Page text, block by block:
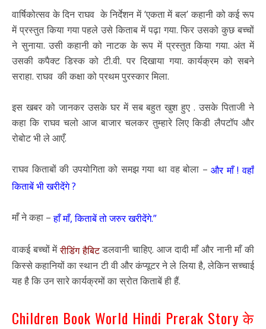
वार्षिकोत्सव के दिन राघव के निर्देशन में ‘एकता में बल’ कहानी को कई रूप
में प्रस्तुत किया गया पहले उसे किताब में पढ़ा गया. फिर उसको कुछ बच्चों
ने सुनाया. उसी कहानी को नाटक के रूप में प्रस्तुत किया गया. अंत में
उसकी कपैक्ट डिस्क को टी.वी. पर दिखाया गया. कार्यक्रम को सबने
सराहा. राघव की कक्षा को प्रथम पुरस्कार मिला.
इस खबर को जानकर उसके घर में सब बहुत खुश हुए . उसके पिताजी ने
कहा कि राघव चलो आज बाजार चलकर तुम्हारे लिए किडी लैपटॉप और
रोबोट भी ले आएँ.
राघव किताबों की उपयोगिता को समझ गया था वह बोला –और माँ ! वहाँ
किताबें भी खरीदेंगे ?
माँ ने कहा –हाँ माँ, किताबें तो जरुर खरीदेंगे.”
वाकई बच्चों मेंरीडिंग हैबिटडलवानी चाहिए. आज दादी माँ और नानी माँ की
किस्से कहानियों का स्थान टी वी और कंप्यूटर ने ले लिया है, लेकिन सच्चाई
यह है कि उन सारे कार्यक्रमों का स्रोत किताबें ही हैं.
Children Book World Hindi Prerak Story के